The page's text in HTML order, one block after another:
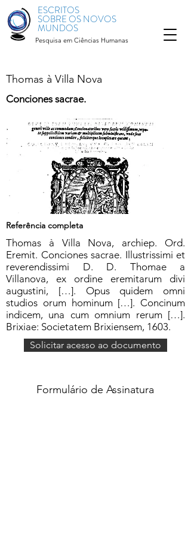
ESCRITOS
SOBRE OS NOVOS
MUNDOS
Pesquisa em Ciências Humanas
Thomas à Villa Nova
Conciones sacrae.
Referência completa
Thomas à Villa Nova, archiep. Ord.
Eremit. Conciones sacrae. Illustrissimi et
reverendissimi D. D. Thomae a
Villanova, ex ordine eremitarum divi
augustini, […]. Opus quidem omni
studios orum hominum […]. Concinum
indicem, una cum omnium rerum […].
Brixiae: Societatem Brixiensem, 1603.
Solicitar acesso ao documento
Formulário de Assinatura